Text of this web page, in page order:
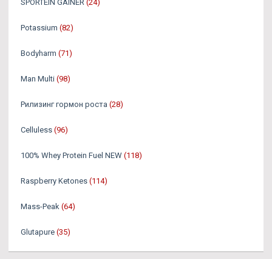
SPORTEIN GAINER (24)
Potassium (82)
Bodyharm (71)
Man Multi (98)
Рилизинг гормон роста (28)
Celluless (96)
100% Whey Protein Fuel NEW (118)
Raspberry Ketones (114)
Mass-Peak (64)
Glutapure (35)